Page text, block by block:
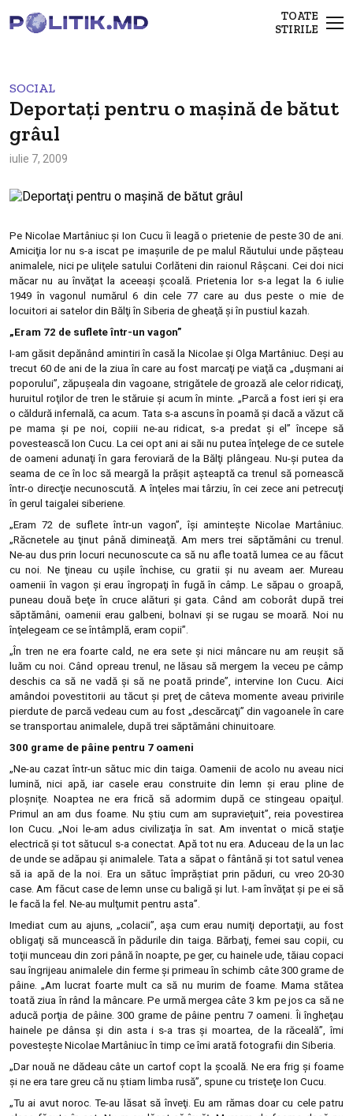
TOATE
STIRILE
SOCIAL
Deportaţi pentru o maşină de bătut
grâul
iulie 7, 2009
Pe Nicolae Martâniuc şi Ion Cucu îi leagă o prietenie de peste 30 de ani.
Amiciţia lor nu s-a iscat pe imaşurile de pe malul Răutului unde păşteau
animalele, nici pe uliţele satului Corlăteni din raionul Râşcani. Cei doi nici
măcar nu au învăţat la aceeaşi şcoală. Prietenia lor s-a legat la 6 iulie
1949 în vagonul numărul 6 din cele 77 care au dus peste o mie de
locuitori ai satelor din Bălţi în Siberia de gheaţă şi în pustiul kazah.
„Eram 72 de suflete într-un vagon”
I-am găsit depănând amintiri în casă la Nicolae şi Olga Martâniuc. Deşi au
trecut 60 de ani de la ziua în care au fost marcaţi pe viaţă ca „duşmani ai
poporului”, zăpuşeala din vagoane, strigătele de groază ale celor ridicaţi,
huruitul roţilor de tren le stăruie şi acum în minte. „Parcă a fost ieri şi era
o căldură infernală, ca acum. Tata s-a ascuns în poamă şi dacă a văzut că
pe mama şi pe noi, copiii ne-au ridicat, s-a predat şi el” începe să
povestească Ion Cucu. La cei opt ani ai săi nu putea înţelege de ce sutele
de oameni adunaţi în gara feroviară de la Bălţi plângeau. Nu-şi putea da
seama de ce în loc să meargă la prăşit aşteaptă ca trenul să pornească
într-o direcţie necunoscută. A înţeles mai târziu, în cei zece ani petrecuţi
în gerul taigalei siberiene.
„Eram 72 de suflete într-un vagon”, îşi aminteşte Nicolae Martâniuc.
„Răcnetele au ţinut până dimineaţă. Am mers trei săptămâni cu trenul.
Ne-au dus prin locuri necunoscute ca să nu afle toată lumea ce au făcut
cu noi. Ne ţineau cu uşile închise, cu gratii şi nu aveam aer. Mureau
oamenii în vagon şi erau îngropaţi în fugă în câmp. Le săpau o groapă,
puneau două beţe în cruce alături şi gata. Când am coborât după trei
săptămâni, oamenii erau galbeni, bolnavi şi se rugau se moară. Noi nu
înţelegeam ce se întâmplă, eram copii”.
„În tren ne era foarte cald, ne era sete şi nici mâncare nu am reuşit să
luăm cu noi. Când opreau trenul, ne lăsau să mergem la veceu pe câmp
deschis ca să ne vadă şi să ne poată prinde”, intervine Ion Cucu. Aici
amândoi povestitorii au tăcut şi preţ de câteva momente aveau privirile
pierdute de parcă vedeau cum au fost „descărcaţi” din vagoanele în care
se transportau animalele, după trei săptămâni chinuitoare.
300 grame de pâine pentru 7 oameni
„Ne-au cazat într-un sătuc mic din taiga. Oamenii de acolo nu aveau nici
lumină, nici apă, iar casele erau construite din lemn şi erau pline de
ploşniţe. Noaptea ne era frică să adormim după ce stingeau opaiţul.
Primul an am dus foame. Nu ştiu cum am supravieţuit”, reia povestirea
Ion Cucu. „Noi le-am adus civilizaţia în sat. Am inventat o mică staţie
electrică şi tot sătucul s-a conectat. Apă tot nu era. Aduceau de la un lac
de unde se adăpau şi animalele. Tata a săpat o fântână şi tot satul venea
să ia apă de la noi. Era un sătuc împrăştiat prin păduri, cu vreo 20-30
case. Am făcut case de lemn unse cu baligă şi lut. I-am învăţat şi pe ei să
le facă la fel. Ne-au mulţumit pentru asta”.
Imediat cum au ajuns, „colacii”, aşa cum erau numiţi deportaţii, au fost
obligaţi să muncească în pădurile din taiga. Bărbaţi, femei sau copii, cu
toţii munceau din zori până în noapte, pe ger, cu hainele ude, tăiau copaci
sau îngrijeau animalele din ferme şi primeau în schimb câte 300 grame de
pâine. „Am lucrat foarte mult ca să nu murim de foame. Mama stătea
toată ziua în rând la mâncare. Pe urmă mergea câte 3 km pe jos ca să ne
aducă porţia de pâine. 300 grame de pâine pentru 7 oameni. Îi îngheţau
hainele pe dânsa şi din asta i s-a tras şi moartea, de la răceală”, îmi
povesteşte Nicolae Martâniuc în timp ce îmi arată fotografii din Siberia.
„Dar nouă ne dădeau câte un cartof copt la şcoală. Ne era frig şi foame
şi ne era tare greu că nu ştiam limba rusă”, spune cu tristeţe Ion Cucu.
„Tu ai avut noroc. Te-au lăsat să înveţi. Eu am rămas doar cu cele patru